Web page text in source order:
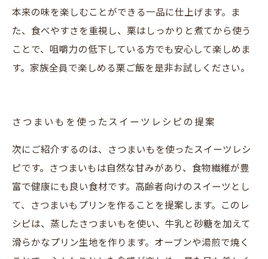
本来の味を楽しむことができる一品に仕上げます。ま
た、食べやすさを重視し、栗はしっかりと煮てから使う
ことで、咀嚼力の低下している方でも安心して楽しめま
す。家族全員で楽しめる栗ご飯を是非お試しください。
さつまいもを使ったスイーツレシピの提案
次にご紹介するのは、さつまいもを使ったスイーツレシ
ピです。さつまいもは自然な甘みがあり、食物繊維が豊
富で健康にも良い食材です。高齢者向けのスイーツとし
て、さつまいもプリンを作ることを提案します。このレ
シピは、蒸したさつまいもを使い、牛乳と砂糖を加えて
滑らかなプリン生地を作ります。オーブンや湯煎で焼く